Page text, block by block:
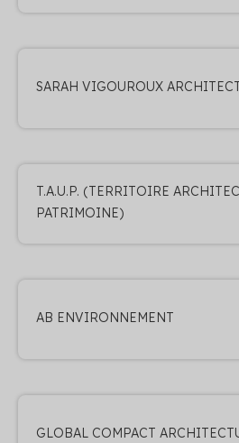
SARAH VIGOUROUX
T.A.U.P. (TERRITOIRE
PATRIMOINE)
AB ENVIRONNEMENT
GLOBAL COMPACT